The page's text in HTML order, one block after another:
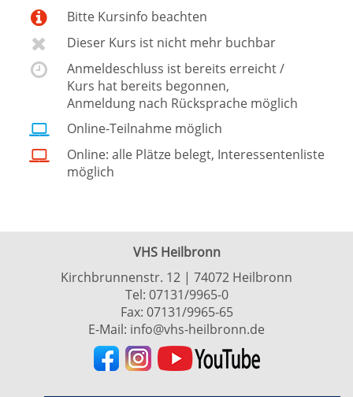
Bitte Kursinfo beachten
Dieser Kurs ist nicht mehr buchbar
Anmeldeschluss ist bereits erreicht /
Kurs hat bereits begonnen,
Anmeldung nach Rücksprache möglich
Online-Teilnahme möglich
Online: alle Plätze belegt, Interessentenliste
möglich
VHS Heilbronn
Kirchbrunnenstr. 12 | 74072 Heilbronn
Tel: 07131/9965-0
Fax: 07131/9965-65
E-Mail: info@vhs-heilbronn.de